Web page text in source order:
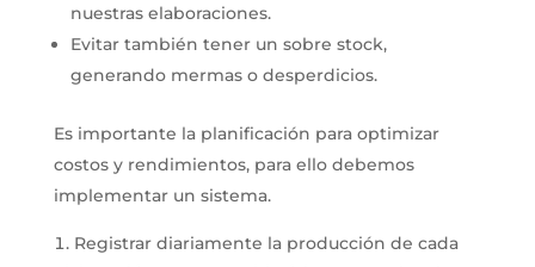
nuestras elaboraciones.
Evitar también tener un sobre stock,
generando mermas o desperdicios.
Es importante la planificación para optimizar
costos y rendimientos, para ello debemos
implementar un sistema.
Registrar diariamente la producción de cada